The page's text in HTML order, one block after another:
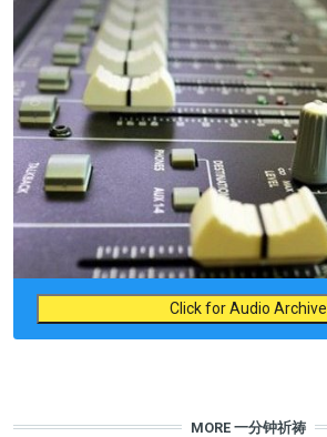
Click for Audio Archive
MORE 一分钟祈祷